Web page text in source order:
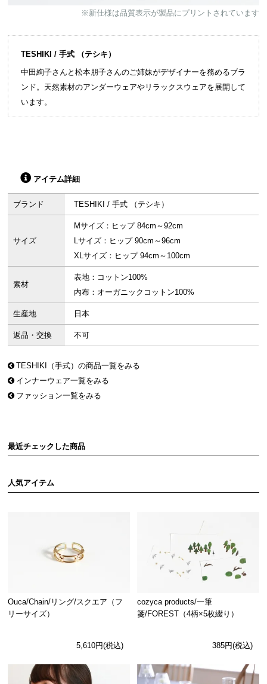
※新仕様は品質表示が製品にプリントされています
TESHIKI / 手式 （テシキ）
中田絢子さんと松本朋子さんのご姉妹がデザイナーを務めるブラ
ンド。天然素材のアンダーウェアやリラックスウェアを展開して
います。
アイテム詳細
ブランド TESHIKI / 手式 （テシキ）
サイズ
Mサイズ：ヒップ 84cm～92cm
Lサイズ：ヒップ 90cm～96cm
XLサイズ：ヒップ 94cm～100cm
素材
表地：コットン100%
内布：オーガニックコットン100%
生産地 日本
返品・交換 不可
TESHIKI（手式）の商品一覧をみる
インナーウェア一覧をみる
ファッション一覧をみる
最近チェックした商品
人気アイテム
Ouca/Chain/リング/スクエア（フ
リーサイズ）
5,610円(税込)
cozyca products/一筆
箋/FOREST（4柄×5枚綴り）
385円(税込)